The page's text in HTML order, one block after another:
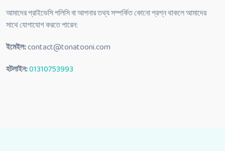
আমাদের প্রাইভেসি পলিসি বা আপনার তথ্য সম্পর্কিত কোনো প্রশ্ন থাকলে আমাদের
সাথে যোগাযোগ করতে পারেন:
ইমেইল:contact@tonatooni.com
হটলাইন:01310753993